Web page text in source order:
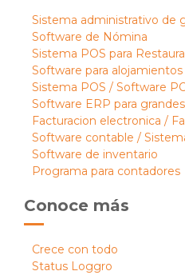
Sistema administrativo de
Software de Nómina
Sistema POS para
Software para alojamientos
Sistema POS / Software
Software ERP para
Facturacion electronica /
Software contable /
Software de inventario
Programa para contadores
Conoce más
Crece con todo
Status Loggro